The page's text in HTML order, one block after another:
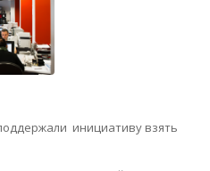
инициативу взять